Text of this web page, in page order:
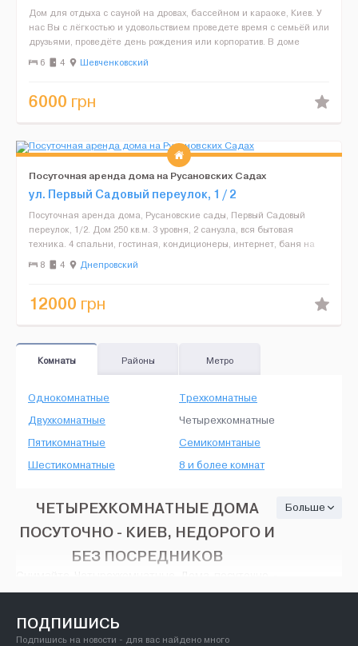
Дом для отдыха с сауной на дровах, бассейном и караоке, Киев. У
нас Вы с лёгкостью и удовольствием проведете время с семьёй или
друзьями, проведёте день рождения или корпоратив. В доме
большая гостиная, 2 спальни. Главный зал ра...
6 4 Шевченковский
6000 грн
Посуточная аренда дома на Русановских Садах
ул. Первый Садовый переулок, 1 / 2
Посуточная аренда дома, Русановские сады, Первый Садовый
переулок, 1/2. Дом 250 кв.м. 3 уровня, 2 санузла, вся бытовая
техника. 4 спальни, гостиная, кондиционеры, интернет, баня на
дровах. 6 соток, ландшафтный дизайн, беседка, ба...
8 4 Днепровский
12000 грн
Комнаты Районы Метро
Однокомнатные
Двухкомнатные
Трехкомнатные
Четырехкомнатные
Пятикомнатные
Шестикомнатные
Семикомнтаные
8 и более комнат
ЧЕТЫРЕХКОМНАТНЫЕ ДОМА
ПОСУТОЧНО - КИЕВ, НЕДОРОГО И
БЕЗ ПОСРЕДНИКОВ
Киев, на HOUSE24, недорого и без посредников.
объявления об аренде с широким разнообразием
цен - от минимального ремонта до
Больше
ПОДПИШИСЬ
Подпишись на новости - для вас найдено много